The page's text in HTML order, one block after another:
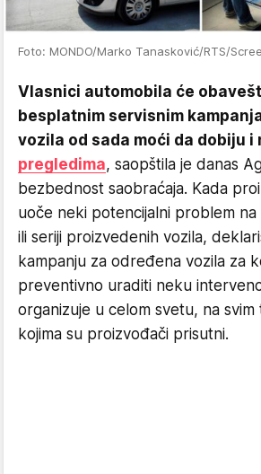
Foto: MONDO/Marko Tanasković/RTS/
Vlasnici automobila će
besplatnim servisnim
vozila od sada moći da dobiju i
pregledima, saopštila je danas
bezbednost saobraćaja. Kada
uoče neki potencijalni problem
ili seriji proizvedenih vozila,
kampanju za određena vozila za
preventivno uraditi neku
organizuje u celom svetu, na svim
kojima su proizvođači prisutni.